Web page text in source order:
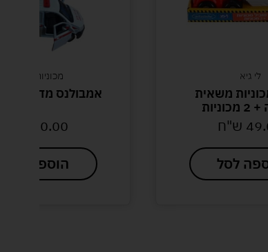
לי גיא
משאית
ש"ח
לסל
מכוניות צעצוע
אמבולנס מד"א לבן
30.00
הוספה לסל